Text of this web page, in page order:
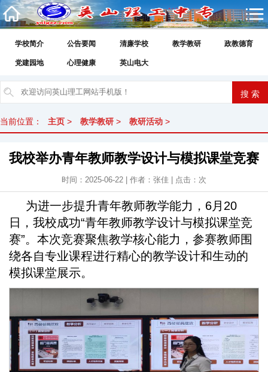
学校简介 公告要闻 清廉学校 教学教研 政教德育
党建园地 心理健康 英山电大
当前位置： 主页 > 教学教研 > 教研活动 >
我校举办青年教师教学设计与模拟课堂竞赛
时间：2025-06-22 | 作者：张佳 | 点击： 次
为进一步提升青年教师教学能力，6月20
日，我校成功“青年教师教学设计与模拟课堂竞
赛”。本次竞赛聚焦教学核心能力，参赛教师围
绕各自专业课程进行精心的教学设计和生动的
模拟课堂展示。